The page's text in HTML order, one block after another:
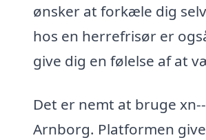
ønsker at forkæle dig
hos en herrefrisør er
give dig en følelse af at
Det er nemt at bruge
Arnborg. Platformen